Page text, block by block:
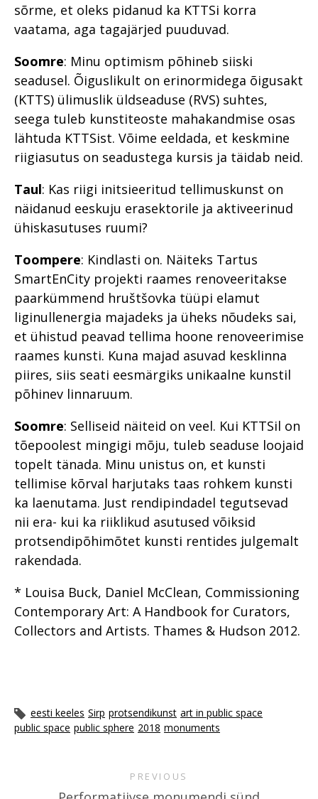
sõrme, et oleks pidanud ka KTTSi korra
vaatama, aga tagajärjed puuduvad.
Soomre: Minu optimism põhineb siiski
seadusel. Õiguslikult on erinormidega õigusakt
(KTTS) ülimuslik üldseaduse (RVS) suhtes,
seega tuleb kunstiteoste mahakandmise osas
lähtuda KTTSist. Võime eeldada, et keskmine
riigiasutus on seadustega kursis ja täidab neid.
Taul: Kas riigi initsieeritud tellimuskunst on
näidanud eeskuju erasektorile ja aktiveerinud
ühiskasutuses ruumi?
Toompere: Kindlasti on. Näiteks Tartus
SmartEnCity projekti raames renoveeritakse
paarkümmend hruštšovka tüüpi elamut
liginullenergia majadeks ja üheks nõudeks sai,
et ühistud peavad tellima hoone renoveerimise
raames kunsti. Kuna majad asuvad kesklinna
piires, siis seati eesmärgiks unikaalne kunstil
põhinev linnaruum.
Soomre: Selliseid näiteid on veel. Kui KTTSil on
tõepoolest mingigi mõju, tuleb seaduse loojaid
topelt tänada. Minu unistus on, et kunsti
tellimise kõrval harjutaks taas rohkem kunsti
ka laenutama. Just rendipindadel tegutsevad
nii era- kui ka riiklikud asutused võiksid
protsendipõhimõtet kunsti rentides julgemalt
rakendada.
* Louisa Buck, Daniel McClean, Commissioning
Contemporary Art: A Handbook for Curators,
Collectors and Artists. Thames & Hudson 2012.
eesti keeles Sirp protsendikunst art in public space
public space public sphere 2018 monuments
PREVIOUS